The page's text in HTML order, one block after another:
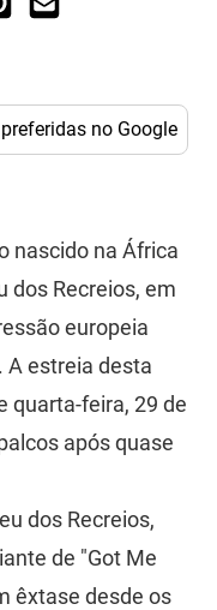
no Google
nascido na África
dos Recreios, em
europeia
A estreia desta
quarta-feira, 29 de
após quase
dos Recreios,
de "Got Me
êxtase desde os